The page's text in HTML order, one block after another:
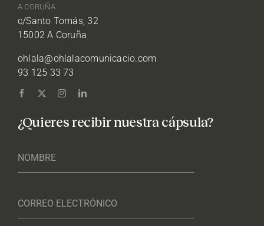
A CORUÑA
c/Santo Tomás, 32
15002 A Coruña
ohlala@ohlalacomunicacio.com
93 125 33 73
¿Quieres recibir nuestra cápsula?